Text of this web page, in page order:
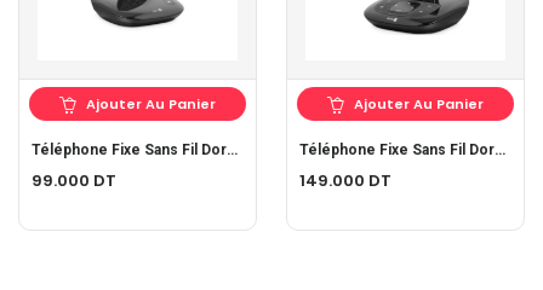
Ajouter Au Panier
Téléphone Fixe Sans Fil Doro Confort 1010 DECT
99.000 DT
Ajouter Au Panier
Téléphone Fixe Sans Fil Doro Comfort 1015 Duo
149.000 DT